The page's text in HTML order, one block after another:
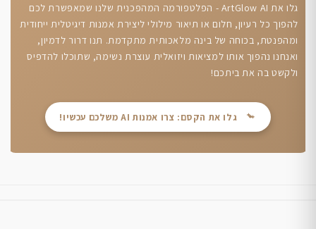
גלו את ArtGlow AI - הפלטפורמה המהפכנית שלנו שמאפשרת לכם
להפוך כל רעיון, חלום או תיאור מילולי ליצירת אמנות דיגיטלית ייחודית
ומהפנטת, בכוחה של בינה מלאכותית מתקדמת. תנו דרור לדמיון,
ואנחנו נהפוך אותו למציאות ויזואלית עוצרת נשימה, שתוכלו להדפיס
ולקשט בה את ביתכם!
גלו את הקסם: צרו אמנות AI משלכם עכשיו!